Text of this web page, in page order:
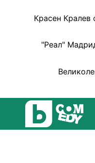
Красен
"Реал"